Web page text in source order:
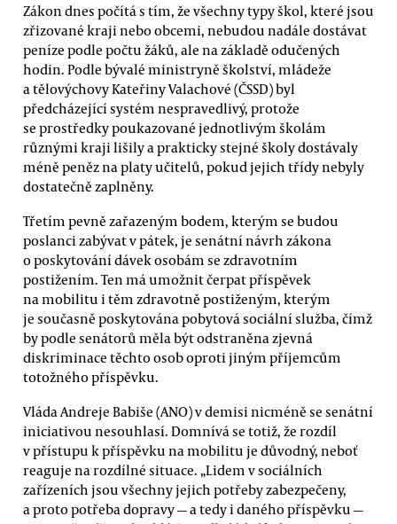
Zákon dnes počítá s tím, že všechny typy škol, které jsou
zřizované kraji nebo obcemi, nebudou nadále dostávat
peníze podle počtu žáků, ale na základě odučených
hodin. Podle bývalé ministryně školství, mládeže
a tělovýchovy Kateřiny Valachové (ČSSD) byl
předcházející systém nespravedlivý, protože
se prostředky poukazované jednotlivým školám
různými kraji lišily a prakticky stejné školy dostávaly
méně peněz na platy učitelů, pokud jejich třídy nebyly
dostatečně zaplněny.
Třetím pevně zařazeným bodem, kterým se budou
poslanci zabývat v pátek, je senátní návrh zákona
o poskytování dávek osobám se zdravotním
postižením. Ten má umožnit čerpat příspěvek
na mobilitu i těm zdravotně postiženým, kterým
je současně poskytována pobytová sociální služba, čímž
by podle senátorů měla být odstraněna zjevná
diskriminace těchto osob oproti jiným příjemcům
totožného příspěvku.
Vláda Andreje Babiše (ANO) v demisi nicméně se senátní
iniciativou nesouhlasí. Domnívá se totiž, že rozdíl
v přístupu k příspěvku na mobilitu je důvodný, neboť
reaguje na rozdílné situace. „Lidem v sociálních
zařízeních jsou všechny jejich potřeby zabezpečeny,
a proto potřeba dopravy — a tedy i daného příspěvku —